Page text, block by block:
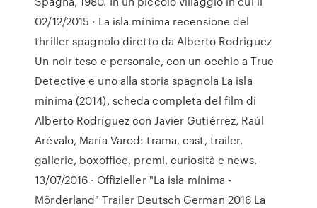
02/12/2015 · La isla mínima recensione del
thriller spagnolo diretto da Alberto Rodriguez
Un noir teso e personale, con un occhio a True
Detective e uno alla storia spagnola La isla
mínima (2014), scheda completa del film di
Alberto Rodríguez con Javier Gutiérrez, Raúl
Arévalo, María Varod: trama, cast, trailer,
gallerie, boxoffice, premi, curiosità e news.
13/07/2016 · Offizieller "La isla mínima -
Mörderland" Trailer Deutsch German 2016 La